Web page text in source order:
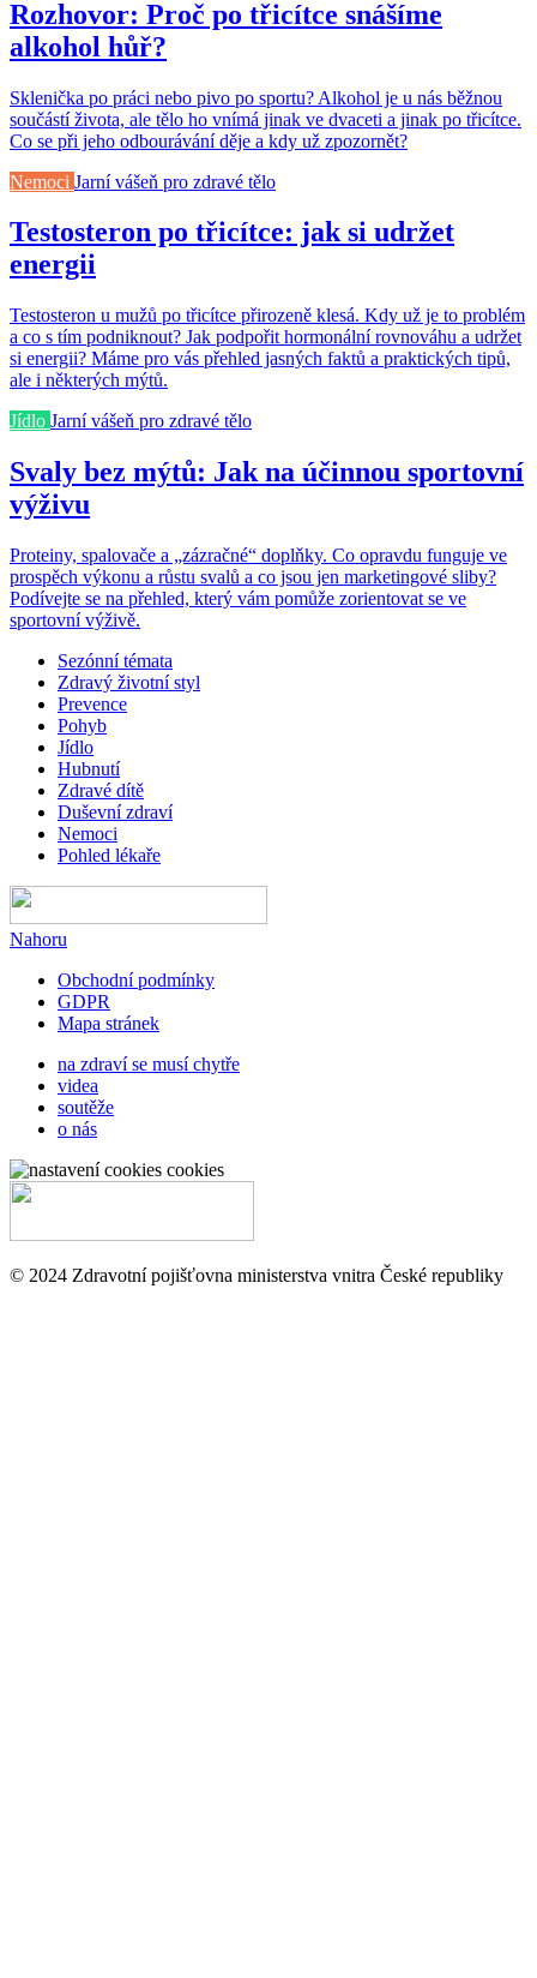
Rozhovor: Proč po třicítce snášíme
alkohol hůř?
Sklenička po práci nebo pivo po sportu? Alkohol je u nás běžnou
součástí života, ale tělo ho vnímá jinak ve dvaceti a jinak po třicítce.
Co se při jeho odbourávání děje a kdy už zpozornět?
Nemoci Jarní vášeň pro zdravé tělo
Testosteron po třicítce: jak si udržet
energii
Testosteron u mužů po třicítce přirozeně klesá. Kdy už je to problém
a co s tím podniknout? Jak podpořit hormonální rovnováhu a udržet
si energii? Máme pro vás přehled jasných faktů a praktických tipů,
ale i některých mýtů.
Jídlo Jarní vášeň pro zdravé tělo
Svaly bez mýtů: Jak na účinnou sportovní
výživu
Proteiny, spalovače a „zázračné“ doplňky. Co opravdu funguje ve
prospěch výkonu a růstu svalů a co jsou jen marketingové sliby?
Podívejte se na přehled, který vám pomůže zorientovat se ve
sportovní výživě.
Sezónní témata
Zdravý životní styl
Prevence
Pohyb
Jídlo
Hubnutí
Zdravé dítě
Duševní zdraví
Nemoci
Pohled lékaře
Nahoru
Obchodní podmínky
GDPR
Mapa stránek
na zdraví se musí chytře
videa
soutěže
o nás
cookies
© 2024 Zdravotní pojišťovna ministerstva vnitra České republiky